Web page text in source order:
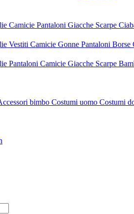
Camicie Pantaloni Giacche Scarpe
Vestiti Camicie Gonne Pantaloni Borse
Pantaloni Camicie Giacche Scarpe
bimbo Costumi uomo Costumi